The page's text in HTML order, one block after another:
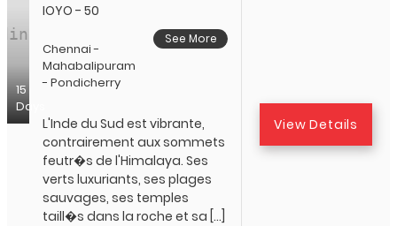
15
Days
IOYO - 50
Chennai -
Mahabalipuram
- Pondicherry
See More
L'Inde du Sud est vibrante,
contrairement aux sommets
feutr�s de l'Himalaya. Ses
verts luxuriants, ses plages
sauvages, ses temples
taill�s dans la roche et sa […]
View Details